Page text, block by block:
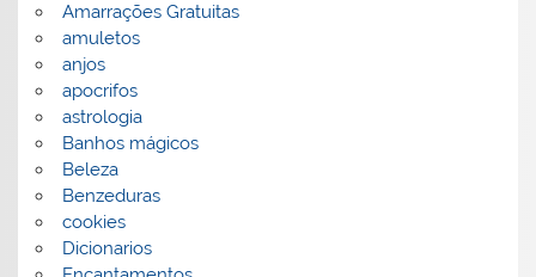
Amarrações Gratuitas
amuletos
anjos
apocrifos
astrologia
Banhos mágicos
Beleza
Benzeduras
cookies
Dicionarios